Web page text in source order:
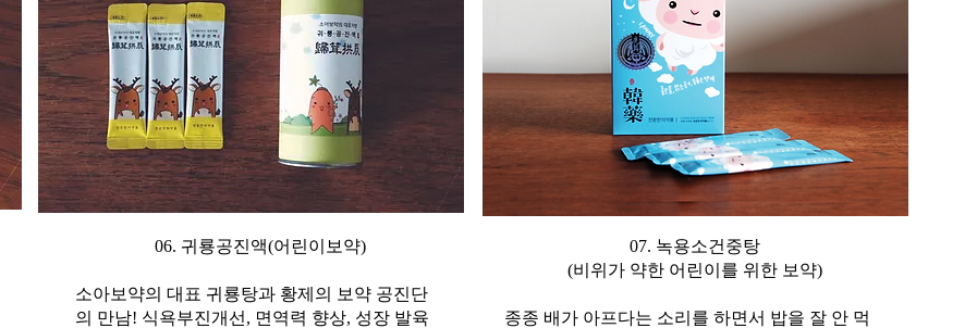
06. 귀룡공진액(어린이보약)
소아보약의 대표 귀룡탕과 황제의 보약 공진단
의 만남! 식욕부진개선, 면역력 향상, 성장 발육
07. 녹용소건중탕
(비위가 약한 어린이를 위한 보약)
종종 배가 아프다는 소리를 하면서 밥을 잘 안 먹